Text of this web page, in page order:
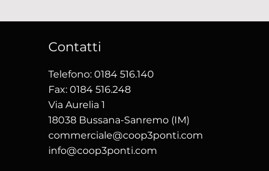
Contatti
Telefono: 0184 516.140
Fax: 0184 516.248
Via Aurelia 1
18038 Bussana-Sanremo (IM)
commerciale@coop3ponti.com
info@coop3ponti.com